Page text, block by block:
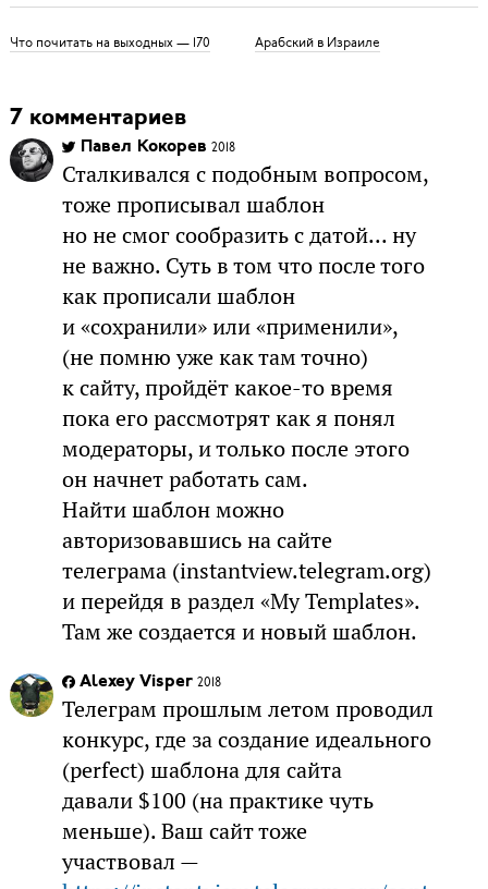
Что почитать на выходных — 170 Арабский в Израиле
7 комментариев
Павел Кокорев 2018
Сталкивался с подобным вопросом,
тоже прописывал шаблон
но не смог сообразить с датой... ну
не важно. Суть в том что после того
как прописали шаблон
и «сохранили» или «применили»,
(не помню уже как там точно)
к сайту, пройдёт какое-то время
пока его рассмотрят как я понял
модераторы, и только после этого
он начнет работать сам.
Найти шаблон можно
авторизовавшись на сайте
телеграма (instantview.telegram.org)
и перейдя в раздел «My Templates».
Там же создается и новый шаблон.
Alexey Visper 2018
Телеграм прошлым летом проводил
конкурс, где за создание идеального
(perfect) шаблона для сайта
давали $100 (на практике чуть
меньше). Ваш сайт тоже
участвовал —